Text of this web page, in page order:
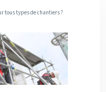
tous types de chantiers ?